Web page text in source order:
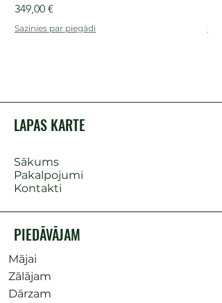
Cena
349,00 €
Sazinies par piegādi
LAPAS KARTE
Sākums
Pakalpojumi
Kontakti
PIEDĀVĀJAM
Mājai
Zālājam
Dārzam